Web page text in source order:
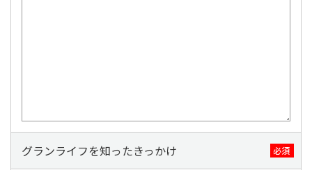
グランライフを知ったきっかけ 必須